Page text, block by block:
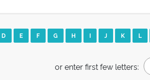
D E F G H I J K L
or enter first few letters: